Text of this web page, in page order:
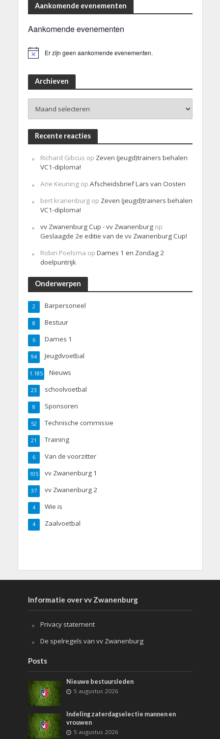
Aankomende evenementen
Aankomende evenementen
Er zijn geen aankomende evenementen.
Archieven
Recente reacties
Richard Gibcus op Zeven (jeugd)trainers behalen
VC1-diploma!
Arie Keuningop Afscheidsbrief Lars van Oosten
bert kranenburgop Zeven (jeugd)trainers behalen
VC1-diploma!
vv Zwanenburg Cup - vv Zwanenburgop
Geslaagde 2e editie van de vv Zwanenburg Cup!
Robin Poelsma op Dames 1 en Zondag 2
doelpuntrijk
Onderwerpen
Barpersoneel
2
Bestuur
8
Dames 1
6
Jeugdvoetbal
94
Nieuws
1.185
schoolvoetbal
23
Sponsoren
8
Technische commissie
52
Training
21
Van de voorzitter
6
vv Zwanenburg 1
105
vv Zwanenburg 2
37
Wie is
4
Zaalvoetbal
4
Informatie over vv Zwanenburg
Privacy statement
De spelregels van vv Zwanenburg
Posts
Nieuwe bestuursleden
5 augustus 2026
Indeling zaterdagselectie mannen en
vrouwen
5 augustus 2026